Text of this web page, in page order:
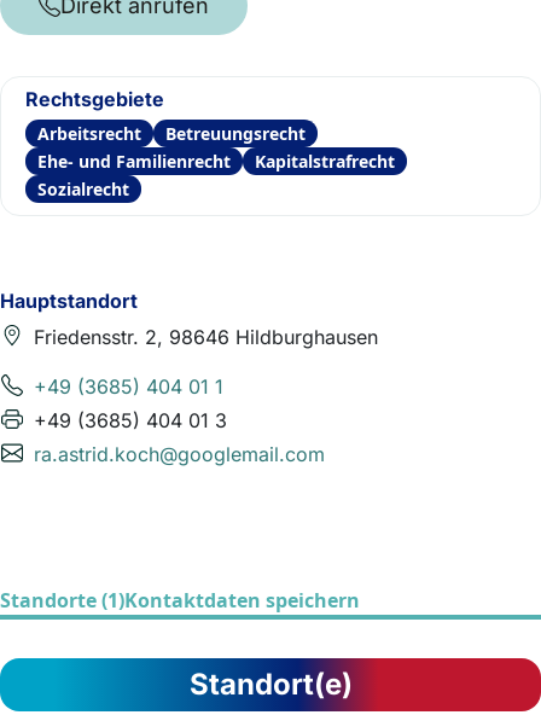
Hauptstandort
Friedensstr. 2, 98646 Hildburghausen
+49 (3685) 404 01 1
+49 (3685) 404 01 3
ra.astrid.koch@googlemail.com
Direkt anrufen
Rechtsgebiete
Arbeitsrecht
Betreuungsrecht
Ehe- und Familienrecht
Kapitalstrafrecht
Sozialrecht
Standorte (1)Kontaktdaten speichern
Standort(e)